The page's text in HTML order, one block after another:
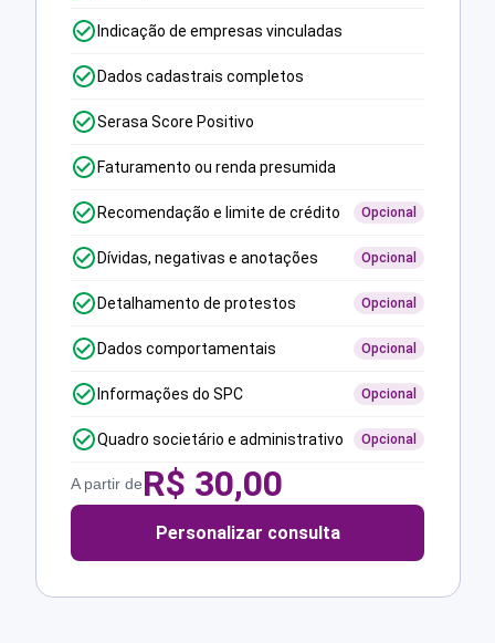
Indicação de empresas vinculadas
Dados cadastrais completos
Serasa Score Positivo
Faturamento ou renda presumida
Recomendação e limite de crédito Opcional
Dívidas, negativas e anotações Opcional
Detalhamento de protestos Opcional
Dados comportamentais Opcional
Informações do SPC Opcional
Quadro societário e administrativo Opcional
A partir deR$ 30,00
Personalizar consulta